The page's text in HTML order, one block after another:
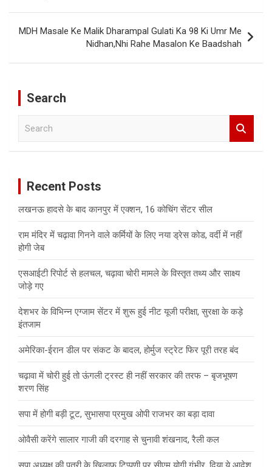
MDH Masale Ke Malik Dharampal Gulati Ka 98 Ki Umr Me
Nidhan,Nhi Rahe Masalon Ke Baadshah
Search
Recent Posts
लखनऊ हादसे के बाद कानपुर में एक्शन, 16 कोचिंग सेंटर सील
राम मंदिर में चढ़ावा गिनने वाले कर्मियों के लिए नया ड्रेस कोड, वर्दी में नहीं
होगी जेब
एसआईटी रिपोर्ट से हलचल, चढ़ावा चोरी मामले के विस्तृत तथ्य और साक्ष्य
जोड़े गए
देशभर के विभिन्न एग्जाम सेंटर में शुरू हुई नीट यूजी परीक्षा, सुरक्षा के कड़े
इंतजाम
अमेरिका-ईरान डील पर संकट के बादल, होर्मुज स्ट्रेट फिर पूरी तरह बंद
चढ़ावा में चोरी हुई तो ऊंगली ट्रस्ट ही नहीं सरकार की तरफ – बृजभूषण
शरण सिंह
सपा में होगी बड़ी टूट, सुभासपा प्रमुख ओपी राजभर का बड़ा दावा
ओवैसी करेंगे सालार गाजी की दरगाह से चुनावी शंखनाद, रैली कल